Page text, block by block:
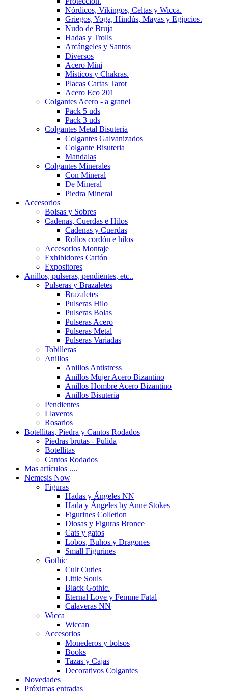
Nórdicos, Vikingos, Celtas y Wicca.
Griegos, Yoga, Hindús, Mayas y Egipcios.
Nudo de Bruja
Hadas y Trolls
Arcángeles y Santos
Diversos
Acero Mini
Místicos y Chakras.
Placas Cartas Tarot
Acero Eco 201
Colgantes Acero - a granel
Pack 5 uds
Pack 3 uds
Colgantes Metal Bisuteria
Colgantes Galvanizados
Colgante Bisuteria
Mandalas
Colgantes Minerales
Con Mineral
De Mineral
Piedra Mineral
Accesorios
Bolsas y Sobres
Cadenas, Cuerdas e Hilos
Cadenas y Cuerdas
Rollos cordón e hilos
Accesorios Montaje
Exhibidores Cartón
Expositores
Anillos, pulseras, pendientes, etc..
Pulseras y Brazaletes
Brazaletes
Pulseras Hilo
Pulseras Bolas
Pulseras Acero
Pulseras Metal
Pulseras Variadas
Tobilleras
Anillos
Anillos Antistress
Anillos Mujer Acero Bizantino
Anillos Hombre Acero Bizantino
Anillos Bisutería
Pendientes
Llaveros
Rosarios
Botellitas, Piedra y Cantos Rodados
Piedras brutas - Pulida
Botellitas
Cantos Rodados
Mas artículos ....
Nemesis Now
Figuras
Hadas y Ángeles NN
Hada y Ángeles by Anne Stokes
Figurines Colletion
Diosas y Figuras Bronce
Cats y gatos
Lobos, Buhos y Dragones
Small Figurines
Gothic
Cult Cuties
Little Souls
Black Gothic.
Eternal Love y Femme Fatal
Calaveras NN
Wicca
Wiccan
Accesorios
Monederos y bolsos
Books
Tazas y Cajas
Decorativos Colgantes
Novedades
Próximas entradas